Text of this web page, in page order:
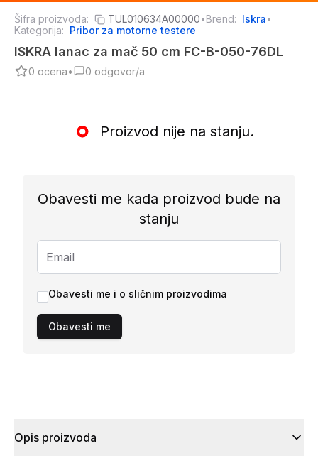
Šifra proizvoda: TUL010634A00000•Brend: Iskra•
Kategorija: Pribor za motorne testere
ISKRA lanac za mač 50 cm FC-B-050-76DL
0 ocena• 0 odgovor/a
Proizvod nije na stanju.
Obavesti me kada proizvod bude na
stanju
Obavesti me i o sličnim proizvodima
Obavesti me
Opis proizvoda